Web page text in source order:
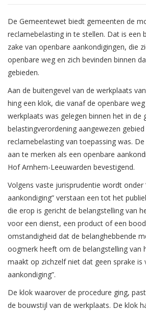
De Gemeentewet biedt gemeenten de
reclamebelasting in te stellen. Dat is een
zake van openbare aankondigingen, die
openbare weg en zich bevinden binnen
gebieden.
Aan de buitengevel van de werkplaats
hing een klok, die vanaf de openbare
werkplaats was gelegen binnen het in de
belastingverordening aangewezen
reclamebelasting van toepassing was.
aan te merken als een openbare
Hof Arnhem-Leeuwarden bevestigend.
Volgens vaste jurisprudentie wordt onder
aankondiging” verstaan een tot het
die erop is gericht de belangstelling van
voor een dienst, een product of een
omstandigheid dat de belanghebbende
oogmerk heeft om de belangstelling van
maakt op zichzelf niet dat geen sprake is
aankondiging”.
De klok waarover de procedure ging,
de bouwstijl van de werkplaats. De klok